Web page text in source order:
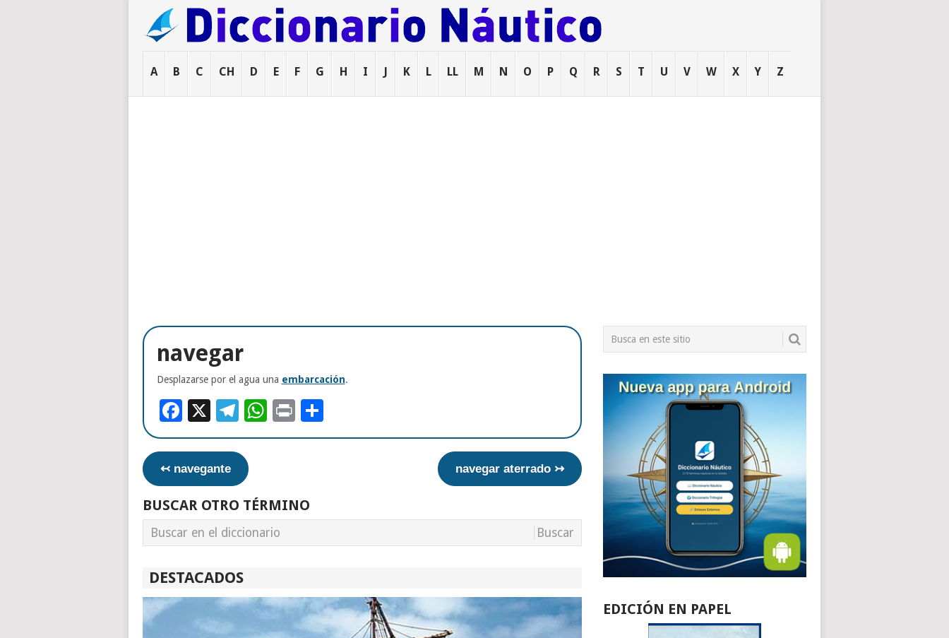
A B C CH D E F G H I J K L LL M N O P Q R S T U V W X Y Z
navegar
Desplazarse por el agua una embarcación.
Facebook
X Telegram
WhatsApp
PrintCompartir
↢ navegante navegar aterrado ↣
BUSCAR OTRO TÉRMINO
DESTACADOS
EDICIÓN EN PAPEL